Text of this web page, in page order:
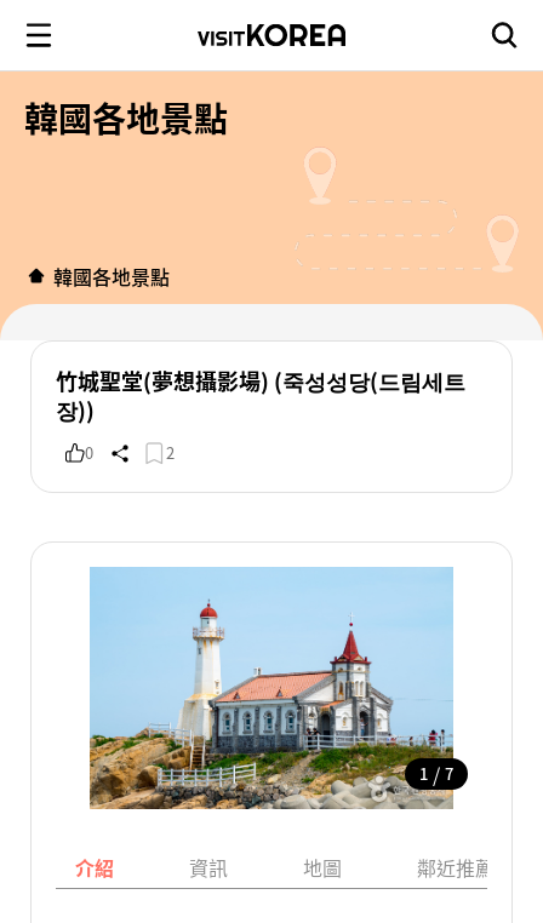
韓國各地景點
韓國各地景點
竹城聖堂(夢想攝影場) (죽성성당(드림세트
장))
0 2
1 / 7
介紹 資訊 地圖 鄰近推薦景點